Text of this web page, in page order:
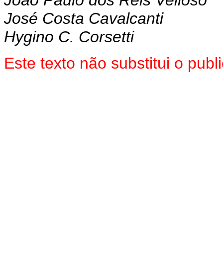
José Costa Cavalcanti
Hygino C. Corsetti
Este texto não substitui o